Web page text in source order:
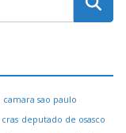
camara sao paulo
cras deputado de osasco